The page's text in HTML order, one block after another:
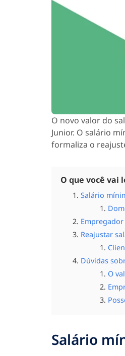
O novo valor do
Junior. O salário
formaliza o
O que você vai
Salário
Reajustar
Dúvidas
O
Salário